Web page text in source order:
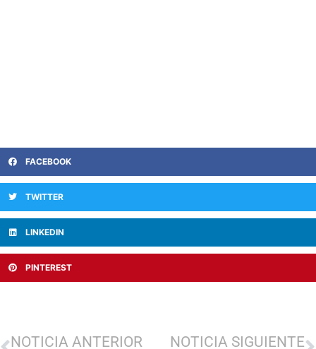
FACEBOOK
TWITTER
LINKEDIN
PINTEREST
NOTICIA ANTERIOR NOTICIA SIGUIENTE